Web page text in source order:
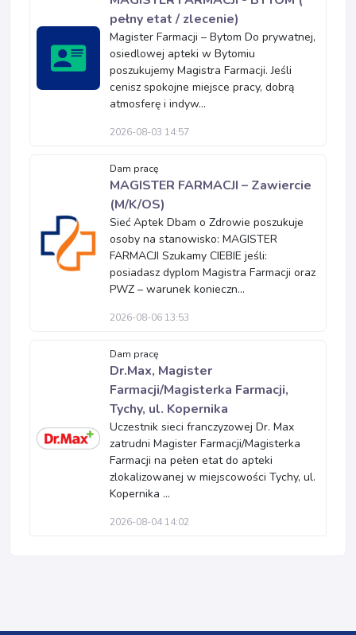
pełny etat / zlecenie)
Magister Farmacji – Bytom Do prywatnej,
osiedlowej apteki w Bytomiu
poszukujemy Magistra Farmacji. Jeśli
cenisz spokojne miejsce pracy, dobrą
atmosferę i indyw...
2026-08-03 14:57
Dam pracę
MAGISTER FARMACJI – Zawiercie
(M/K/OS)
Sieć Aptek Dbam o Zdrowie poszukuje
osoby na stanowisko: MAGISTER
FARMACJI Szukamy CIEBIE jeśli:
posiadasz dyplom Magistra Farmacji oraz
PWZ – warunek konieczn...
2026-08-06 13:53
Dam pracę
Dr.Max, Magister
Farmacji/Magisterka Farmacji,
Tychy, ul. Kopernika
Uczestnik sieci franczyzowej Dr. Max
zatrudni Magister Farmacji/Magisterka
Farmacji na pełen etat do apteki
zlokalizowanej w miejscowości Tychy, ul.
Kopernika ...
2026-08-04 14:02